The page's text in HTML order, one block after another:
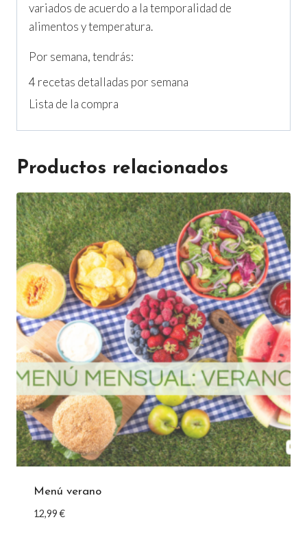
variados de acuerdo a la temporalidad de
alimentos y temperatura.
Por semana, tendrás:
4 recetas detalladas por semana
Lista de la compra
Productos relacionados
Menú verano
12,99€